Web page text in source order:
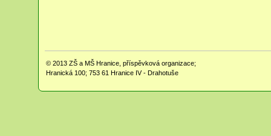
© 2013 ZŠ a MŠ Hranice, příspěvková organizace;
Hranická 100; 753 61 Hranice IV - Drahotuše